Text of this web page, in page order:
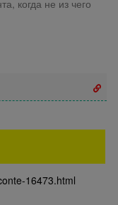
когда не из чего
16473.html